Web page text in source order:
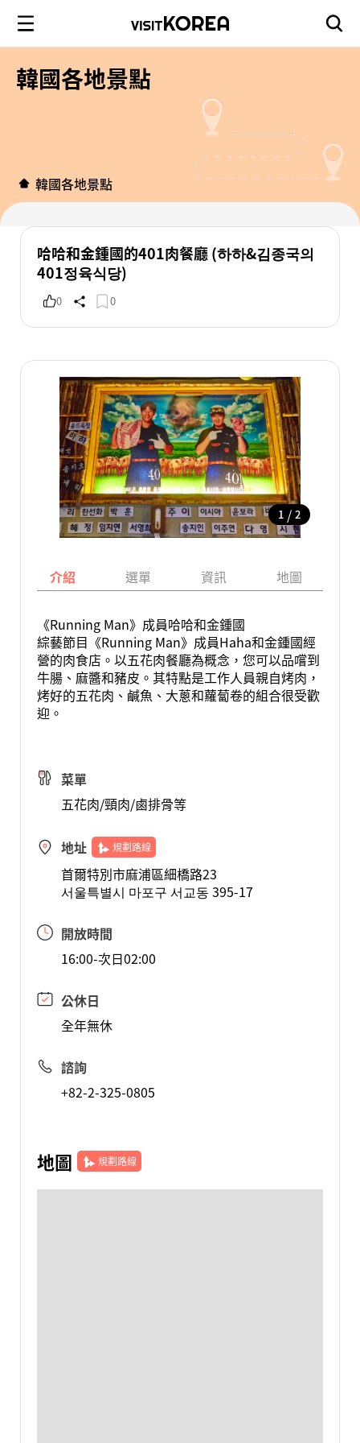
韓國各地景點
韓國各地景點
哈哈和金鍾國的401肉餐廳 (하하&김종국의
401정육식당)
0 0
1 / 2
介紹 選單 資訊 地圖
《Running Man》成員哈哈和金鍾國
綜藝節目《Running Man》成員Haha和金鍾國經
營的肉食店。以五花肉餐廳為概念，您可以品嚐到
牛腸、麻醬和豬皮。其特點是工作人員親自烤肉，
烤好的五花肉、鹹魚、大蔥和蘿蔔卷的組合很受歡
迎。
菜單
五花肉/頸肉/鹵排骨等
地址 規劃路線
首爾特別市麻浦區細橋路23
서울특별시 마포구 서교동 395-17
開放時間
16:00-次日02:00
公休日
全年無休
諮詢
+82-2-325-0805
地圖 規劃路線